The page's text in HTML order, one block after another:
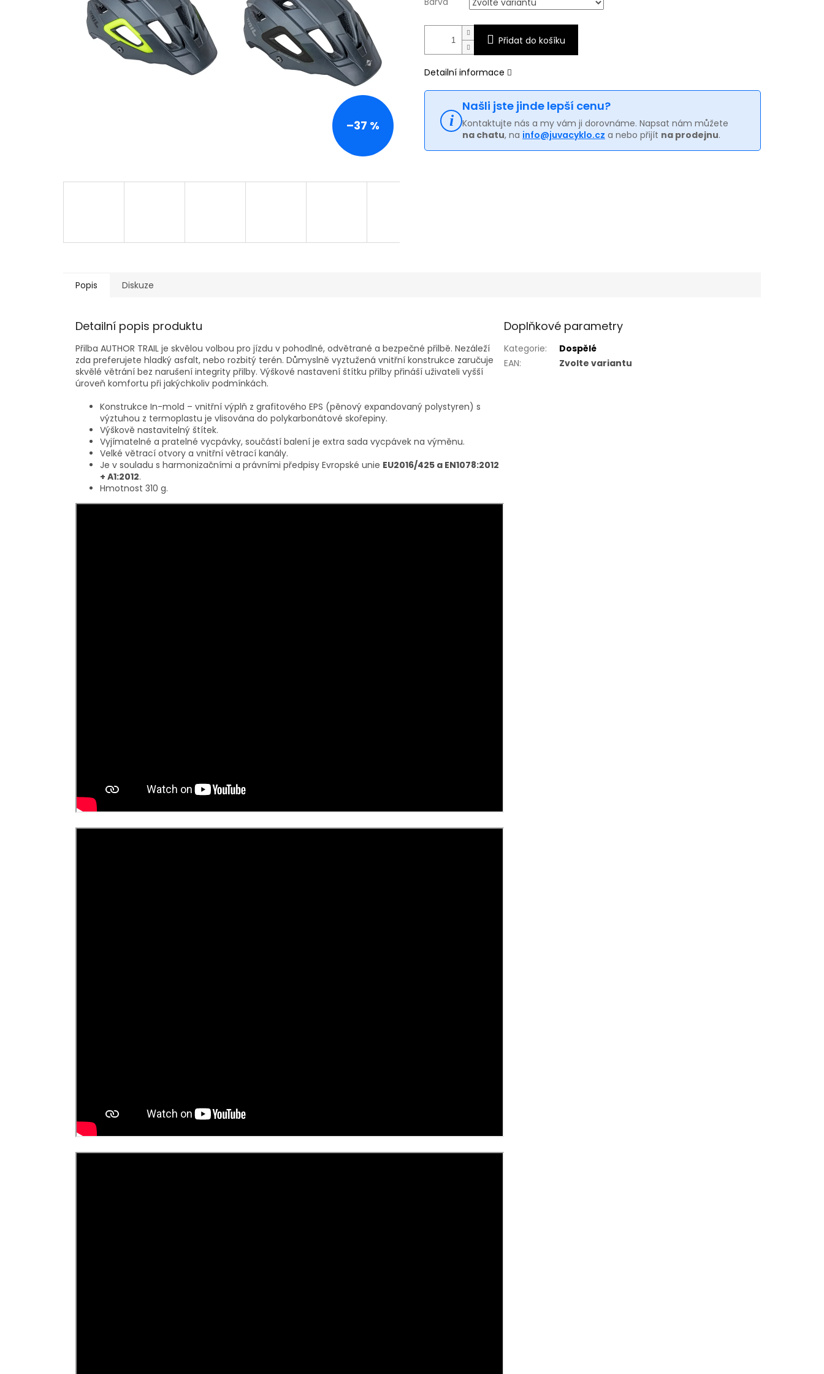
–37 %
Přidat do košíku
Detailní informace
Našli jste jinde lepší cenu?
Kontaktujte nás a my vám ji dorovnáme. Napsat nám můžete
na chatu, na info@juvacyklo.cz a nebo přijít na prodejnu.
Popis Diskuze
Detailní popis produktu
Přilba AUTHOR TRAIL je skvělou volbou pro jízdu v pohodlné, odvětrané a bezpečné přilbě. Nezáleží
zda preferujete hladký asfalt, nebo rozbitý terén. Důmyslně vyztužená vnitřní konstrukce zaručuje
skvělé větrání bez narušení integrity přilby. Výškové nastavení štítku přilby přináší uživateli vyšší
úroveň komfortu při jakýchkoliv podmínkách.
Konstrukce In-mold – vnitřní výplň z grafitového EPS (pěnový expandovaný polystyren) s
výztuhou z termoplastu je vlisována do polykarbonátové skořepiny.
Výškově nastavitelný štítek.
Vyjímatelné a pratelné vycpávky, součástí balení je extra sada vycpávek na výměnu.
Velké větrací otvory a vnitřní větrací kanály.
Je v souladu s harmonizačními a právními předpisy Evropské unie EU2016/425 a EN1078:2012
+ A1:2012.
Hmotnost 310 g.
Doplňkové parametry
Kategorie:
Dospělé
EAN: Zvolte variantu